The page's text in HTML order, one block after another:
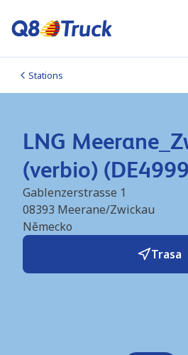
Stations
LNG
(verbio)
Gablenzerstrasse 1
08393 Meerane/Zwickau
Německo
Trasa